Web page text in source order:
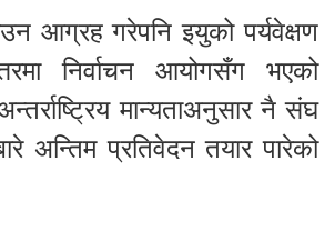
आग्रह गरेपनि इयुको पर्यवेक्षण
निर्वाचन आयोगसँग भएको
मान्यताअनुसार नै संघ
अन्तिम प्रतिवेदन तयार पारेको